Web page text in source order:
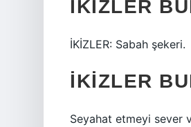
İKIZLER
İKİZLER: Sabah şekeri.
İKIZLER
Seyahat etmeyi sever